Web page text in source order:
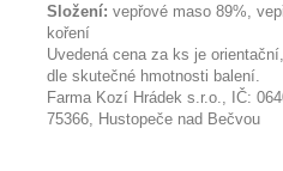
Složení: vepřové maso 89%,
koření
Uvedená cena za ks je
dle skutečné hmotnosti balení.
Farma Kozí Hrádek s.r.o., IČ:
75366, Hustopeče nad Bečvou